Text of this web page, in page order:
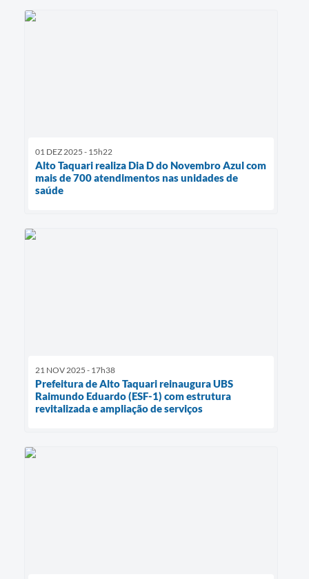
01 DEZ 2025 - 15h22
Alto Taquari realiza Dia D do Novembro Azul com
mais de 700 atendimentos nas unidades de
saúde
21 NOV 2025 - 17h38
Prefeitura de Alto Taquari reinaugura UBS
Raimundo Eduardo (ESF-1) com estrutura
revitalizada e ampliação de serviços